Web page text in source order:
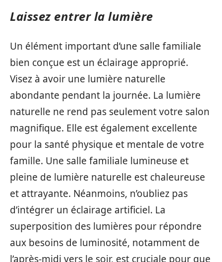
Laissez entrer la lumière
Un élément important d’une salle familiale
bien conçue est un éclairage approprié.
Visez à avoir une lumière naturelle
abondante pendant la journée. La lumière
naturelle ne rend pas seulement votre salon
magnifique. Elle est également excellente
pour la santé physique et mentale de votre
famille. Une salle familiale lumineuse et
pleine de lumière naturelle est chaleureuse
et attrayante. Néanmoins, n’oubliez pas
d’intégrer un éclairage artificiel. La
superposition des lumières pour répondre
aux besoins de luminosité, notamment de
l’après-midi vers le soir, est cruciale pour que